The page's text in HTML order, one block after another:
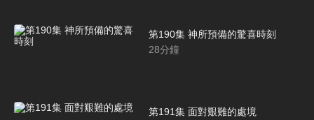
第190集 神所預備的驚喜時刻
28分鐘
第191集 面對艱難的處境